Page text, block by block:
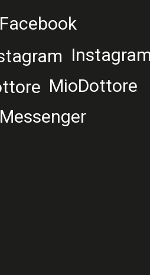
Facebook
Instagram
MioDottore
Messenger